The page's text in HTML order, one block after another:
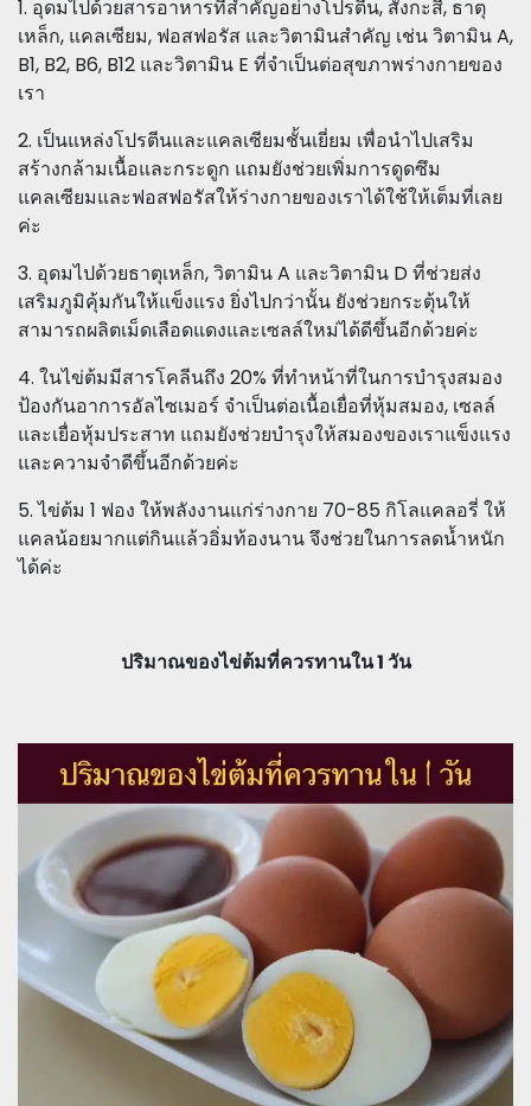
1. อุดมไปด้วยสารอาหารที่สำคัญอย่างโปรตีน, สังกะสี, ธาตุ
เหล็ก, แคลเซียม, ฟอสฟอรัส และวิตามินสำคัญ เช่น วิตามิน A,
B1, B2, B6, B12 และวิตามิน E ที่จำเป็นต่อสุขภาพร่างกายของ
เรา
2. เป็นแหล่งโปรตีนและแคลเซียมชั้นเยี่ยม เพื่อนำไปเสริม
สร้างกล้ามเนื้อและกระดูก แถมยังช่วยเพิ่มการดูดซึม
แคลเซียมและฟอสฟอรัสให้ร่างกายของเราได้ใช้ให้เต็มที่เลย
ค่ะ
3. อุดมไปด้วยธาตุเหล็ก, วิตามิน A และวิตามิน D ที่ช่วยส่ง
เสริมภูมิคุ้มกันให้แข็งแรง ยิ่งไปกว่านั้น ยังช่วยกระตุ้นให้
สามารถผลิตเม็ดเลือดแดงและเซลล์ใหม่ได้ดีขึ้นอีกด้วยค่ะ
4. ในไข่ต้มมีสารโคลีนถึง 20% ที่ทำหน้าที่ในการบำรุงสมอง
ป้องกันอาการอัลไซเมอร์ จำเป็นต่อเนื้อเยื่อที่หุ้มสมอง, เซลล์
และเยื่อหุ้มประสาท แถมยังช่วยบำรุงให้สมองของเราแข็งแรง
และความจำดีขึ้นอีกด้วยค่ะ
5. ไข่ต้ม 1 ฟอง ให้พลังงานแก่ร่างกาย 70-85 กิโลแคลอรี่ ให้
แคลน้อยมากแต่กินแล้วอิ่มท้องนาน จึงช่วยในการลดน้ำหนัก
ได้ค่ะ
ปริมาณของไข่ต้มที่ควรทานใน 1 วัน